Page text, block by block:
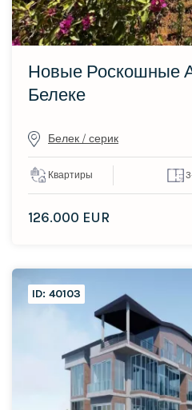
Новые Роскошные
Белеке
Белек / серик
Квартиры
126.000 EUR
ID: 40103